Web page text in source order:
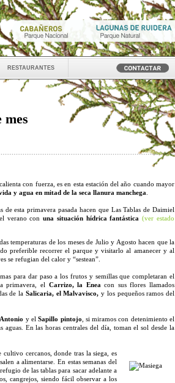
restaurantes
mes
con fuerza, es en esta estación del año cuando mayor
y agua en mitad de la seca llanura manchega
de esta primavera pasada hacen que Las Tablas de Daimiel
verano conuna situación hídrica fantástica(ver estado
temperaturas de los meses de Julio y Agosto hacen que la
preferible recorrer el parque y visitarlo al amanecer y al
se refugian del calor y “sestean”.
para dar paso a los frutos y semillas que completaran el
primavera, el Carrizo, la Enea con sus flores llamados
de la Salicaria, el Malvavisco, y los pequeños ramos del
y elSapillo pintojo , si miramos con detenimiento el
aguas. En las horas centrales del día, toman el sol desde la
cercanos, donde tras la siega, es
a alimentarse. En estas semanas del
de las tablas para sacar adelante a
cangrejos, siendo fácil observar a los